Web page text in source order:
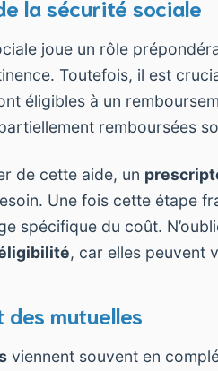
la sécurité sociale
joue un rôle
Toutefois, il est
éligibles à un
remboursées
de cette aide, un
Une fois cette étape
spécifique du coût.
, car elles peuvent
des mutuelles
viennent souvent en